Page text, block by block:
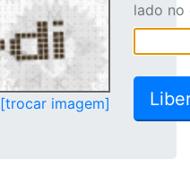
[trocar imagem]
lado no